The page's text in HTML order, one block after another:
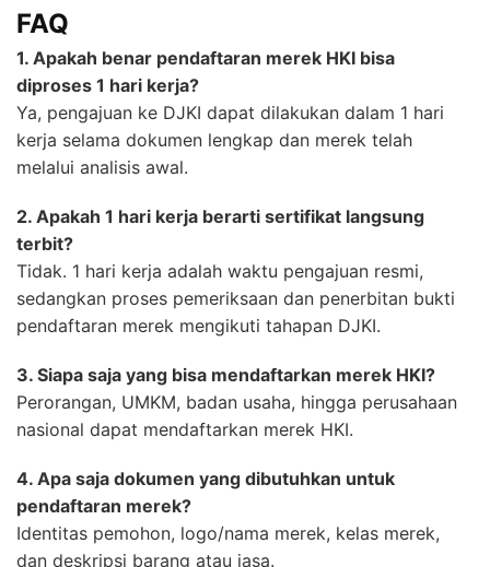
FAQ
1. Apakah benar pendaftaran merek HKI bisa
diproses 1 hari kerja?
Ya, pengajuan ke DJKI dapat dilakukan dalam 1 hari
kerja selama dokumen lengkap dan merek telah
melalui analisis awal.
2. Apakah 1 hari kerja berarti sertifikat langsung
terbit?
Tidak. 1 hari kerja adalah waktu pengajuan resmi,
sedangkan proses pemeriksaan dan penerbitan bukti
pendaftaran merek mengikuti tahapan DJKI.
3. Siapa saja yang bisa mendaftarkan merek HKI?
Perorangan, UMKM, badan usaha, hingga perusahaan
nasional dapat mendaftarkan merek HKI.
4. Apa saja dokumen yang dibutuhkan untuk
pendaftaran merek?
Identitas pemohon, logo/nama merek, kelas merek,
dan deskripsi barang atau jasa.